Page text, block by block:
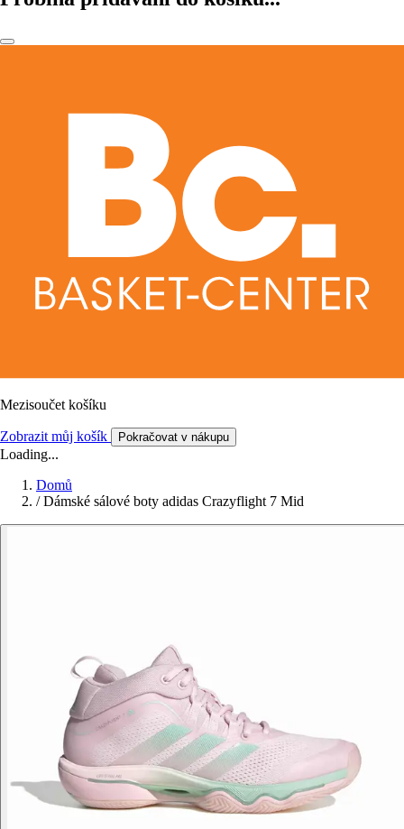
Mezisoučet košíku
Zobrazit můj košík Pokračovat v nákupu
Loading...
Domů
/ Dámské sálové boty adidas Crazyflight 7 Mid